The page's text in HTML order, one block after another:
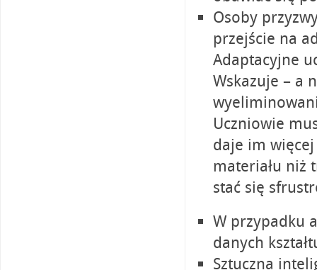
Osoby
przejście na
Adaptacyjne
Wskazuje – a
Uczniowie
daje im
materiału niż
stać się
W przypadku
danych
Sztuczna